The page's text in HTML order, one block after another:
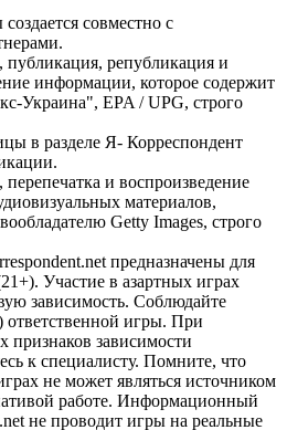
совместно с
републикация и
информации, которое содержит
Украина", EPA / UPG, строго
в разделе Я- Корреспондент
и воспроизведение
материалов,
Getty Images, строго
предназначены для
Участие в азартных играх
зависимость. Соблюдайте
игры. При
признаков зависимости
к специалисту. Помните, что
не может являться источником
работе. Информационный
не проводит игры на реальные